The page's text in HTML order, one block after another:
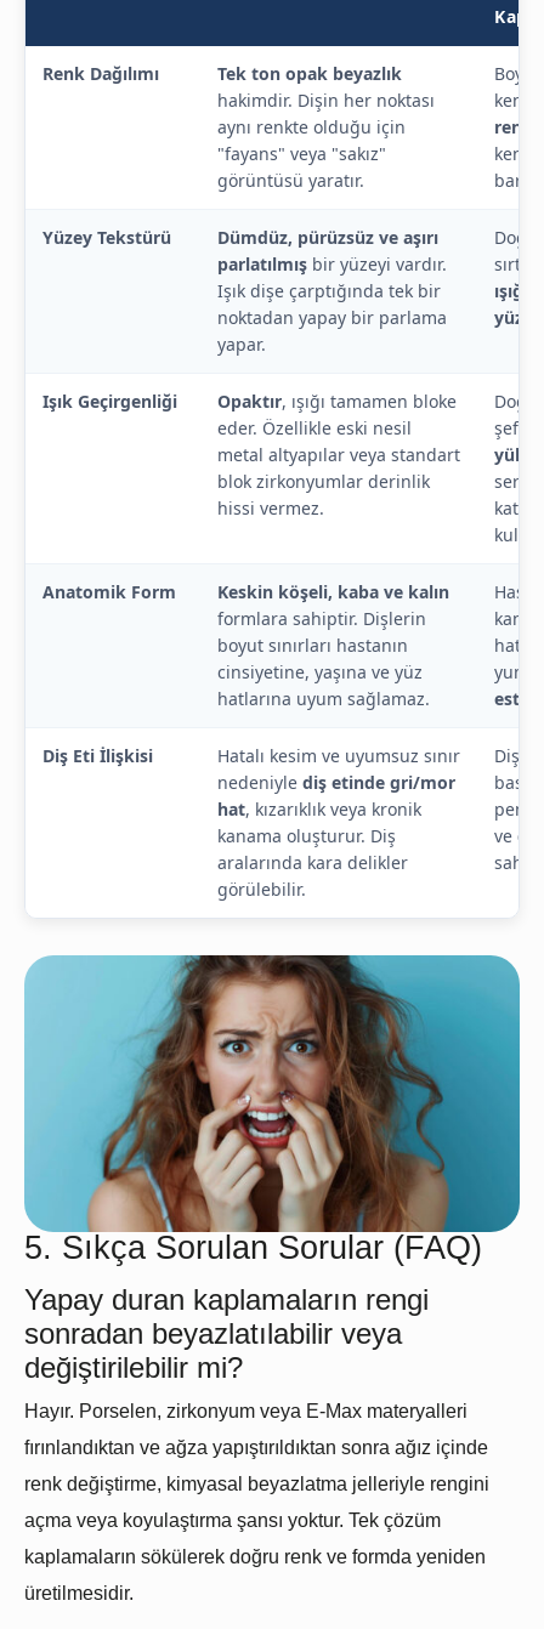
Renk Dağılımı
Tek ton opak beyazlık
hakimdir. Dişin her noktası
aynı renkte olduğu için
"fayans" veya "sakız"
görüntüsü yaratır.
renk
kendi
Yüzey Tekstürü
Dümdüz, pürüzsüz ve aşırı
parlatılmış bir yüzeyi vardır.
Işık dişe çarptığında tek bir
noktadan yapay bir parlama
yapar.
Işık Geçirgenliği Opaktır, ışığı tamamen bloke
eder. Özellikle eski nesil
metal altyapılar veya standart
blok zirkonyumlar derinlik
hissi vermez.
Anatomik Form
Keskin köşeli, kaba ve kalın
formlara sahiptir. Dişlerin
boyut sınırları hastanın
cinsiyetine, yaşına ve yüz
hatlarına uyum sağlamaz.
hattı
Diş Eti İlişkisi
Hatalı kesim ve uyumsuz sınır
nedeniyle diş etinde gri/mor
hat, kızarıklık veya kronik
kanama oluşturur. Diş
aralarında kara delikler
görülebilir.
Diş
ve
5. Sıkça Sorulan Sorular (FAQ)
Yapay duran kaplamaların rengi
sonradan beyazlatılabilir veya
değiştirilebilir mi?
Hayır. Porselen, zirkonyum veya E-Max materyalleri
fırınlandıktan ve ağza yapıştırıldıktan sonra ağız içinde
renk değiştirme, kimyasal beyazlatma jelleriyle rengini
açma veya koyulaştırma şansı yoktur. Tek çözüm
kaplamaların sökülerek doğru renk ve formda yeniden
üretilmesidir.